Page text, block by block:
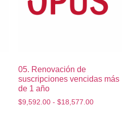
05. Renovación de
suscripciones vencidas más
de 1 año
$9,592.00 - $18,577.00